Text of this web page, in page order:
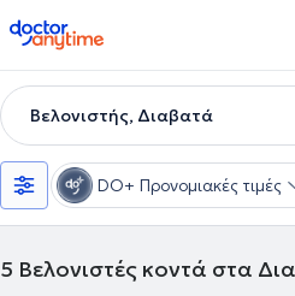
doctoranytime
Βελονιστής, Διαβατά
DO+ Προνομιακές τιμές
5 Βελονιστές κοντά στα